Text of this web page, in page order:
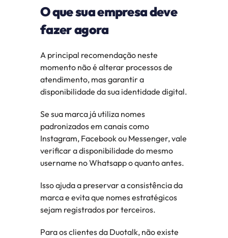
O que sua empresa deve
fazer agora
A principal recomendação neste
momento não é alterar processos de
atendimento, mas garantir a
disponibilidade da sua identidade digital.
Se sua marca já utiliza nomes
padronizados em canais como
Instagram, Facebook ou Messenger, vale
verificar a disponibilidade do mesmo
username no Whatsapp o quanto antes.
Isso ajuda a preservar a consistência da
marca e evita que nomes estratégicos
sejam registrados por terceiros.
Para os clientes da Duotalk, não existe